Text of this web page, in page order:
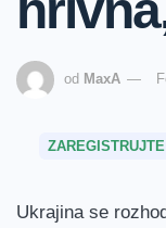
od MaxA
Ukrajina se